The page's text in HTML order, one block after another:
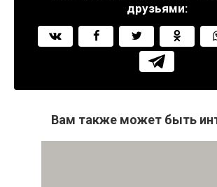
друзьями:
Вам также может быть